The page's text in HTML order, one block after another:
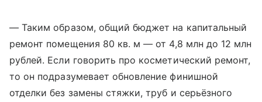
— Таким образом, общий бюджет на капитальный
ремонт помещения 80 кв. м — от 4,8 млн до 12 млн
рублей. Если говорить про косметический ремонт,
то он подразумевает обновление финишной
отделки без замены стяжки, труб и серьёзного